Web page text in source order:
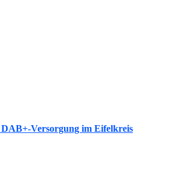
DAB+-Versorgung im Eifelkreis